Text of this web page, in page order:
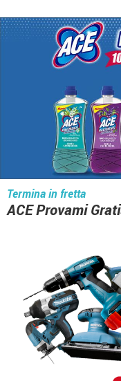
Termina in fretta
ACE Provami